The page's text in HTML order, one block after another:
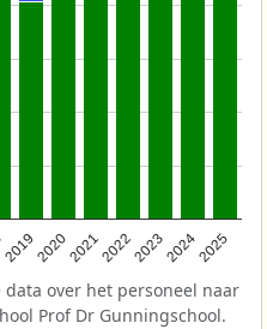
2019202020212022202320242025
over het personeel naar
Prof Dr Gunningschool.